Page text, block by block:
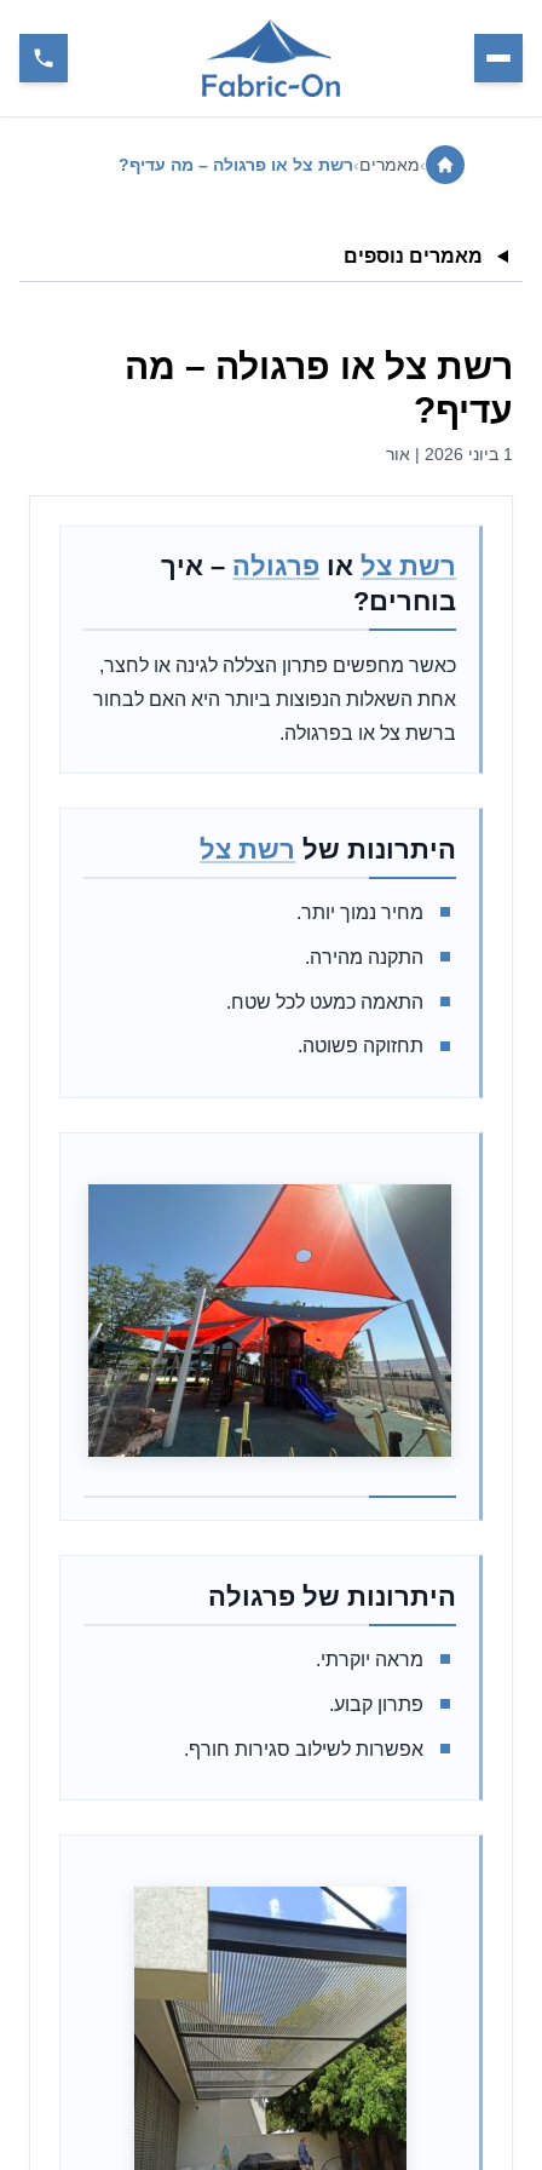
›מאמרים›רשת צל או פרגולה – מה עדיף?
מאמרים נוספים
רשת צל או פרגולה – מה
עדיף?
1 ביוני 2026 | אור
רשת צלאו פרגולה – איך
בוחרים?
כאשר מחפשים פתרון הצללה לגינה או לחצר,
אחת השאלות הנפוצות ביותר היא האם לבחור
ברשת צל או בפרגולה.
היתרונות של רשת צל
מחיר נמוך יותר.
התקנה מהירה.
התאמה כמעט לכל שטח.
תחזוקה פשוטה.
היתרונות של פרגולה
מראה יוקרתי.
פתרון קבוע.
אפשרות לשילוב סגירות חורף.